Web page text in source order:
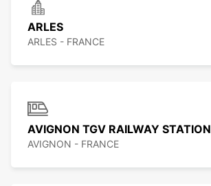
ARLES
ARLES - FRANCE
AVIGNON TGV RAILWAY STATION
AVIGNON - FRANCE